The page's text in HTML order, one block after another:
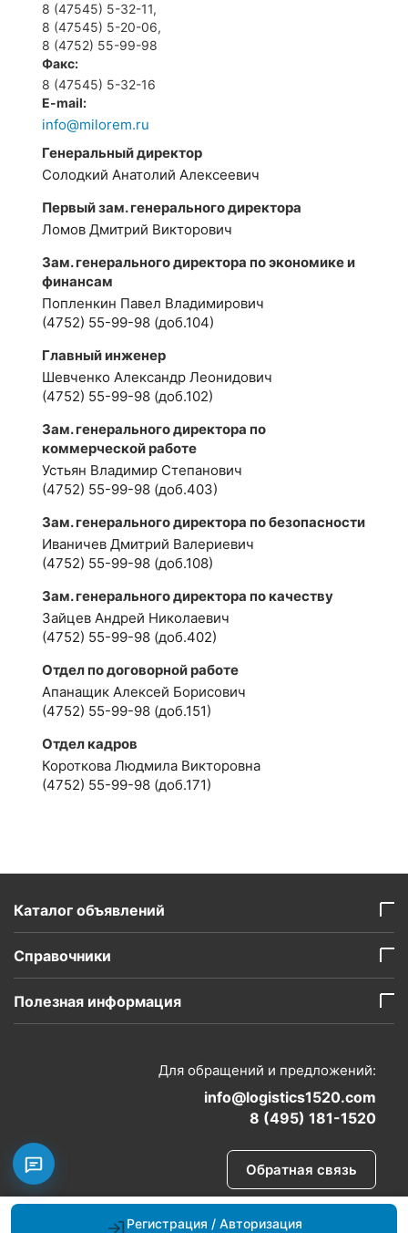
8 (47545) 5-32-11,
8 (47545) 5-20-06,
8 (4752) 55-99-98
Факс:
8 (47545) 5-32-16
E-mail:
info@milorem.ru
Генеральный директор
Солодкий Анатолий Алексеевич
Первый зам. генерального директора
Ломов Дмитрий Викторович
Зам. генерального директора по экономике и
финансам
Попленкин Павел Владимирович
(4752) 55-99-98 (доб.104)
Главный инженер
Шевченко Александр Леонидович
(4752) 55-99-98 (доб.102)
Зам. генерального директора по
коммерческой работе
Устьян Владимир Степанович
(4752) 55-99-98 (доб.403)
Зам. генерального директора по безопасности
Иваничев Дмитрий Валериевич
(4752) 55-99-98 (доб.108)
Зам. генерального директора по качеству
Зайцев Андрей Николаевич
(4752) 55-99-98 (доб.402)
Отдел по договорной работе
Апанащик Алексей Борисович
(4752) 55-99-98 (доб.151)
Отдел кадров
Короткова Людмила Викторовна
(4752) 55-99-98 (доб.171)
Каталог объявлений
Справочники
Полезная информация
Для обращений и предложений:
info@logistics1520.com
8 (495) 181-1520
Обратная связь
Регистрация / Авторизация